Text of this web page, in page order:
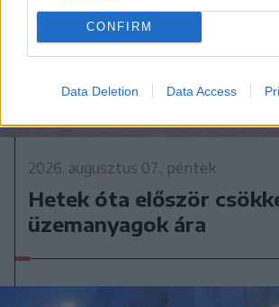
CONFIRM
Data Deletion Data Access
2026. augusztus 07., péntek
Hetek óta először
üzemanyagok ára